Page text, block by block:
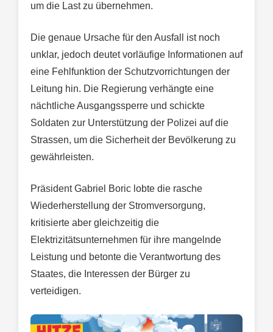
um die Last zu übernehmen.
Die genaue Ursache für den Ausfall ist noch
unklar, jedoch deutet vorläufige Informationen auf
eine Fehlfunktion der Schutzvorrichtungen der
Leitung hin. Die Regierung verhängte eine
nächtliche Ausgangssperre und schickte
Soldaten zur Unterstützung der Polizei auf die
Strassen, um die Sicherheit der Bevölkerung zu
gewährleisten.
Präsident Gabriel Boric lobte die rasche
Wiederherstellung der Stromversorgung,
kritisierte aber gleichzeitig die
Elektrizitätsunternehmen für ihre mangelnde
Leistung und betonte die Verantwortung des
Staates, die Interessen der Bürger zu
verteidigen.